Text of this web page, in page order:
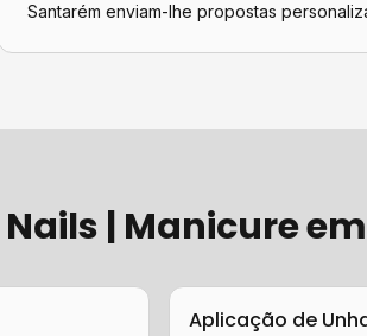
Santarém enviam-lhe propostas
Nails | Manicureem
Aplicação de